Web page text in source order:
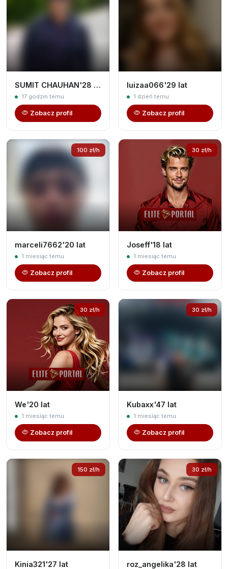
SUMIT CHAUHAN'28 lat
17 godzin temu
Zobacz profil
luizaa066'29 lat
1 dzień temu
Zobacz profil
100 zł/h
marceli7662'20 lat
1 miesiąc temu
Zobacz profil
30 zł/h
Joseff'18 lat
1 miesiąc temu
Zobacz profil
30 zł/h
We'20 lat
1 miesiąc temu
Zobacz profil
30 zł/h
Kubaxx'47 lat
1 miesiąc temu
Zobacz profil
150 zł/h
Kinia321'27 lat
30 zł/h
roz_angelika'28 lat